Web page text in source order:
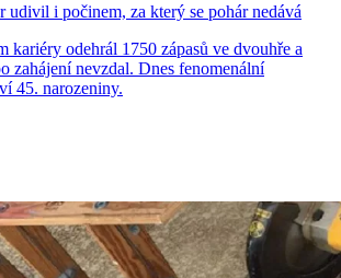
udivil i počinem, za který se pohár nedává
kariéry odehrál 1750 zápasů ve dvouhře a
zahájení nevzdal. Dnes fenomenální
45. narozeniny.